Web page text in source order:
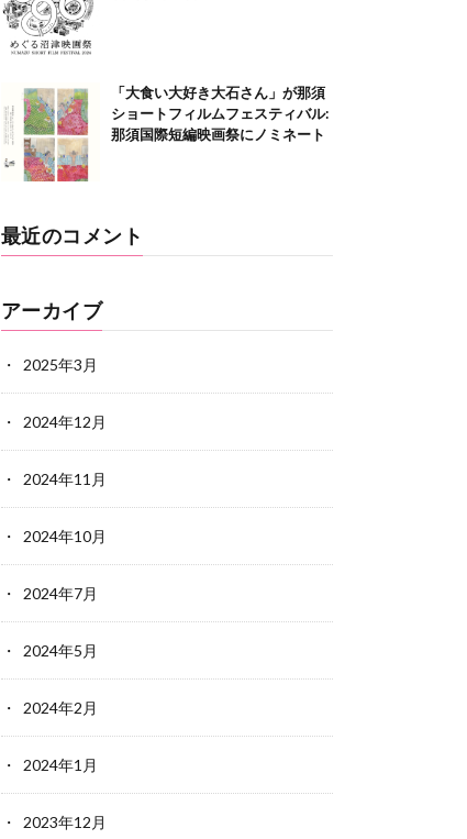
「大食い大好き大石さん」が那須
ショートフィルムフェスティバル:
那須国際短編映画祭にノミネート
最近のコメント
アーカイブ
2025年3月
2024年12月
2024年11月
2024年10月
2024年7月
2024年5月
2024年2月
2024年1月
2023年12月